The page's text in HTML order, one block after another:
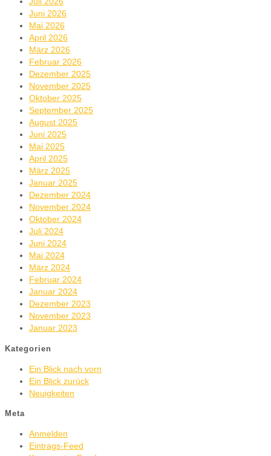
Juni 2026
Mai 2026
April 2026
März 2026
Februar 2026
Dezember 2025
November 2025
Oktober 2025
September 2025
August 2025
Juni 2025
Mai 2025
April 2025
März 2025
Januar 2025
Dezember 2024
November 2024
Oktober 2024
Juli 2024
Juni 2024
Mai 2024
März 2024
Februar 2024
Januar 2024
Dezember 2023
November 2023
Januar 2023
Kategorien
Ein Blick nach vorn
Ein Blick zurück
Neuigkeiten
Meta
Anmelden
Eintrags-Feed